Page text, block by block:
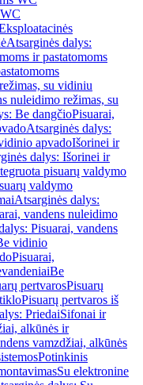
Atsarginės dalys:
ir pastatomoms
su vidiniu
nuleidimo režimas, su
Be dangčioPisuarai,
Atsarginės dalys:
apvadoIšorinei ir
dalys: Išorinei ir
pisuarų valdymo
valdymo
Atsarginės dalys:
vandens nuleidimo
Pisuarai, vandens
vidinio
Pisuarai,
Be
pertvarosPisuarų
Pisuarų pertvaros iš
PriedaiSifonai ir
alkūnės ir
vamzdžiai, alkūnės
Potinkinis
Su elektronine